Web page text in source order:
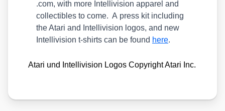
.com, with more Intel­li­vi­si­on appa­rel and
coll­ec­ti­bles to come. A press kit inclu­ding
the Ata­ri and Intel­li­vi­si­on logos, and new
Intel­li­vi­si­on t‑shirts can be found here.
Ata­ri und Intel­li­vi­si­on Logos Copy­right Ata­ri Inc.